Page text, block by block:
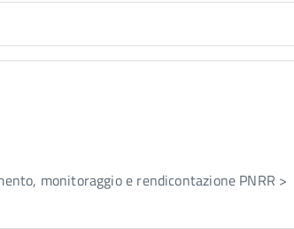
monitoraggio e rendicontazione PNRR >